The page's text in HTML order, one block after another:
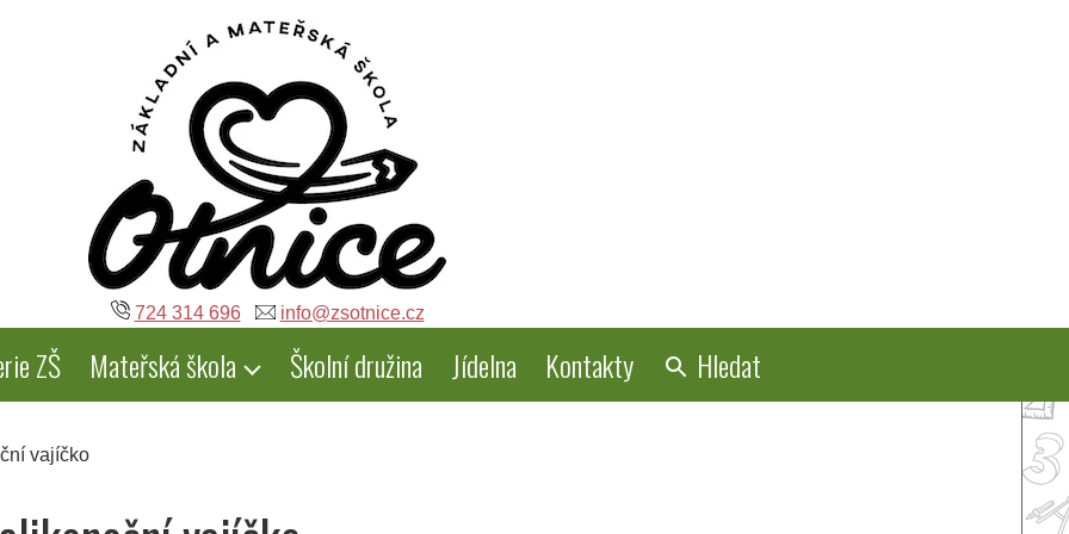
724 314 696 info@zsotnice.cz
ZŠ Mateřská škola Školní družina Jídelna Kontakty Hledat
vajíčko